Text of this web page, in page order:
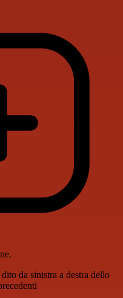
da sinistra a destra dello